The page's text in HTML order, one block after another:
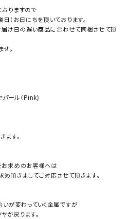
りますので
）お日にちを頂いております。
け日の遅い商品に合わせて同梱させて頂
。
ール（Pink)
ます。
お求めのお客様へは
頂きましてご対応させて頂きます。
が変わっていく金属ですが
が戻ります。